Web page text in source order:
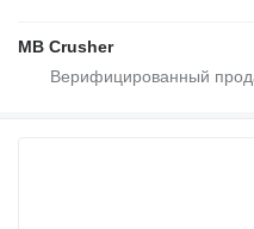
MB Crusher